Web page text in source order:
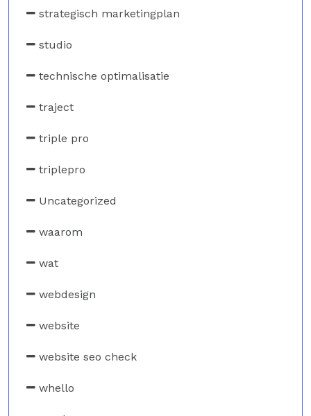
strategisch marketingplan
studio
technische optimalisatie
traject
triple pro
triplepro
Uncategorized
waarom
wat
webdesign
website
website seo check
whello